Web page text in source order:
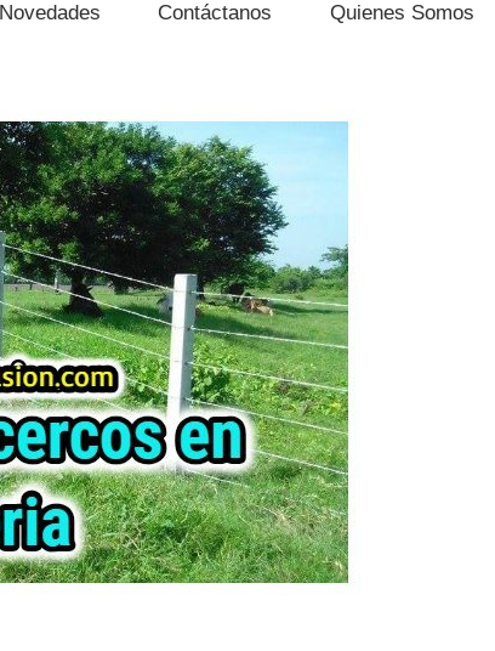
Novedades Contáctanos Quienes Somos